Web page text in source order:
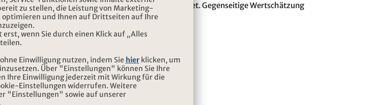
Offenheit, Fairness und Verbundenheit auszeichnet. Gegenseitige Wertschätzung